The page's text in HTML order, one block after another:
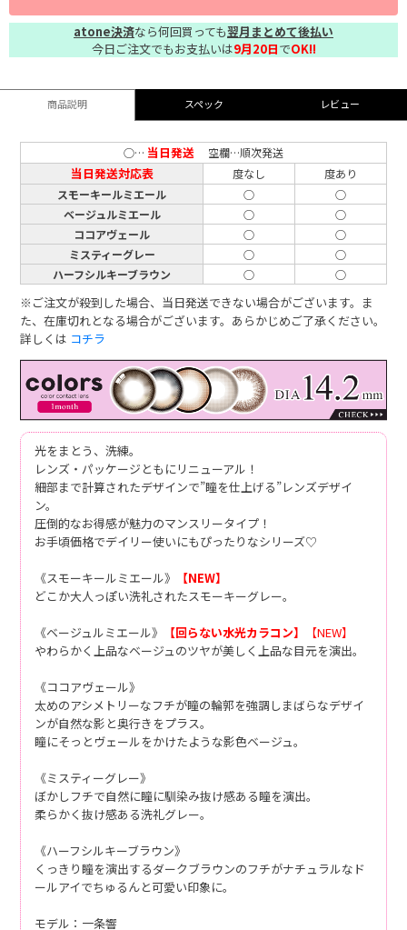
atone決済なら何回買っても翌月まとめて後払い
今日ご注文でもお支払いは9月20日でOK!!
商品説明 スペック レビュー
○… 当日発送 空欄…順次発送
当日発送対応表 度なし
度あり
スモーキールミエール
○
○
ベージュルミエール
○
○
ココアヴェール
○
○
ミスティーグレー
○
○
ハーフシルキーブラウン
○ ○
※ご注文が殺到した場合、当日発送できない場合がございます。ま
た、在庫切れとなる場合がございます。あらかじめご了承ください。
詳しくは コチラ
光をまとう、洗練。
レンズ・パッケージともにリニューアル！
細部まで計算されたデザインで”瞳を仕上げる”レンズデザイ
ン。
圧倒的なお得感が魅力のマンスリータイプ！
お手頃価格でデイリー使いにもぴったりなシリーズ♡
《スモーキールミエール》
【NEW】
どこか大人っぽい洗礼されたスモーキーグレー。
《ベージュルミエール》 【回らない水光カラコン】
【NEW】
やわらかく上品なベージュのツヤが美しく上品な目元を演出。
《ココアヴェール》
太めのアシメトリーなフチが瞳の輪郭を強調しまばらなデザイ
ンが自然な影と奥行きをプラス。
瞳にそっとヴェールをかけたような影色ベージュ。
《ミスティーグレー》
ぼかしフチで自然に瞳に馴染み抜け感ある瞳を演出。
柔らかく抜け感ある洗礼グレー。
《ハーフシルキーブラウン》
くっきり瞳を演出するダークブラウンのフチがナチュラルなド
ールアイでちゅるんと可愛い印象に。
モデル：一条響